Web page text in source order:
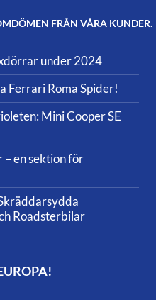
FRÅN VÅRA KUNDER.
under 2024
Ferrari Roma Spider!
Mini Cooper SE
en sektion för
Roadsterbilar